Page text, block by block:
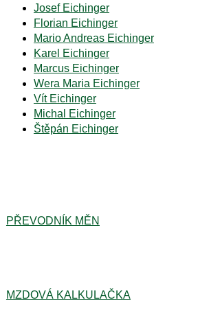
Josef Eichinger
Florian Eichinger
Mario Andreas Eichinger
Karel Eichinger
Marcus Eichinger
Wera Maria Eichinger
Vít Eichinger
Michal Eichinger
Štěpán Eichinger
PŘEVODNÍK MĚN
MZDOVÁ KALKULAČKA